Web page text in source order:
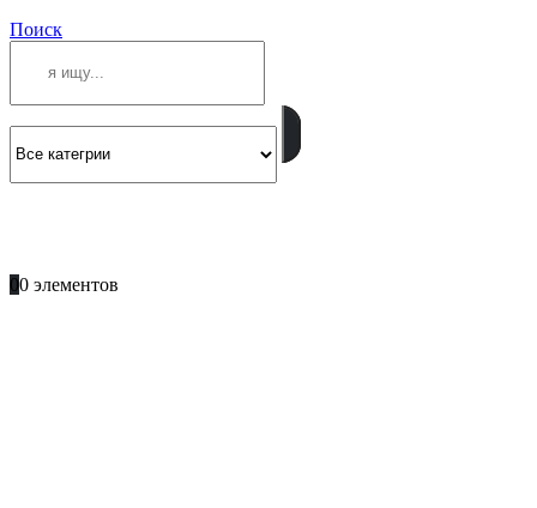
Поиск
00 элементов